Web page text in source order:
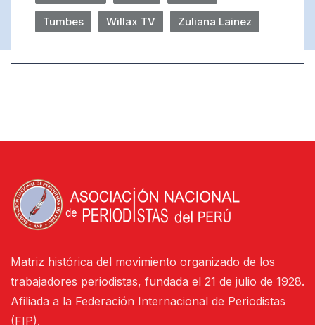
Tumbes Willax TV Zuliana Lainez
Matriz histórica del movimiento organizado de los
trabajadores periodistas, fundada el 21 de julio de 1928.
Afiliada a la Federación Internacional de Periodistas
(FIP).